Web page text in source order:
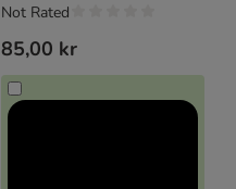
85,00 kr
Not Rated